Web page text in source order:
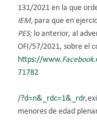
131/2021 en la que
IEM, para que en
PES; lo anterior, al
OFI/57/2021, sobre el
https://www.Facebook
71782
/?d=n&_rdc=1&_rdr
menores de edad